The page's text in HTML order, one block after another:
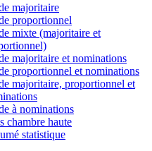
majoritaire
proportionnel
mixte (majoritaire et
majoritaire et nominations
proportionnel et nominations
majoritaire, proportionnel et
à nominations
chambre haute
statistique